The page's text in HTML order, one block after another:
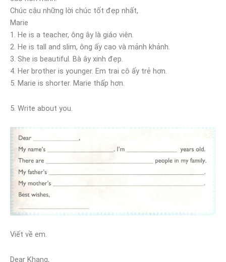
Chúc cậu những lời chúc tốt đẹp nhất,
Marie
1. He is a teacher, ông ây là giáo viên.
2. He is tall and slim, ông ấy cao và mảnh khảnh.
3. She is beautiful. Bà ây xinh đẹp.
4. Her brother is younger. Em trai cô ấy trẻ hơn.
5. Marie is shorter. Marie thấp hơn.
5. Write about you.
Viết về em.
Dear Khang,